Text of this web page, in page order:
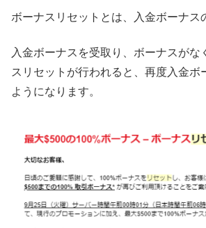
ボーナスリセットとは、入金ボーナス
入金ボーナスを受取り、ボーナスがな
スリセットが行われると、再度入金ボ
ようになります。